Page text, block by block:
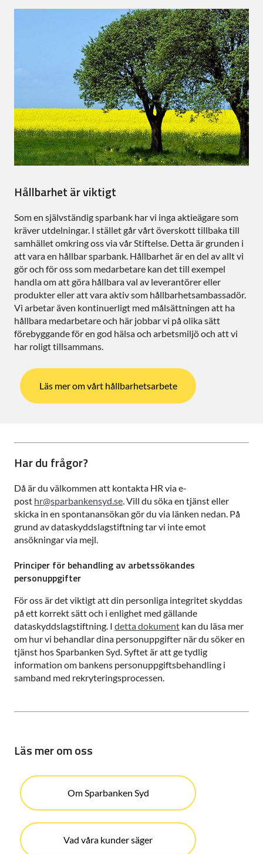
Hållbarhet är viktigt
Som en självständig sparbank har vi inga aktieägare som
kräver utdelningar. I stället går vårt överskott tillbaka till
samhället omkring oss via vår Stiftelse. Detta är grunden i
att vara en hållbar sparbank. Hållbarhet är en del av allt vi
gör och för oss som medarbetare kan det till exempel
handla om att göra hållbara val av leverantörer eller
produkter eller att vara aktiv som hållbarhetsambassadör.
Vi arbetar även kontinuerligt med målsättningen att ha
hållbara medarbetare och här jobbar vi på olika sätt
förebyggande för en god hälsa och arbetsmiljö och att vi
har roligt tillsammans.
Läs mer om vårt hållbarhetsarbete
Har du frågor?
Då är du välkommen att kontakta HR via e-
post hr@sparbankensyd.se . Vill du söka en tjänst eller
skicka in en spontanansökan gör du via länken nedan. På
grund av dataskyddslagstiftning tar vi inte emot
ansökningar via mejl.
Principer för behandling av arbetssökandes
personuppgifter
För oss är det viktigt att din personliga integritet skyddas
på ett korrekt sätt och i enlighet med gällande
dataskyddslagstiftning. I detta dokument kan du läsa mer
om hur vi behandlar dina personuppgifter när du söker en
tjänst hos Sparbanken Syd. Syftet är att ge tydlig
information om bankens personuppgiftsbehandling i
samband med rekryteringsprocessen.
Läs mer om oss
Om Sparbanken Syd
Vad våra kunder säger